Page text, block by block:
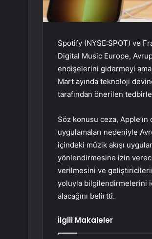
Spotify (NYSE:SPOT) ve
Digital Music Europe,
endişelerini gidermeyi
Mart ayında teknoloji
tarafından önerilen
Söz konusu ceza,
uygulamaları nedeniyle
içindeki müzik akışı
yönlendirmesine izin
verilmesini ve
yoluyla bilgilendirmelerini
alacağını belirtti.
İlgili Makaleler